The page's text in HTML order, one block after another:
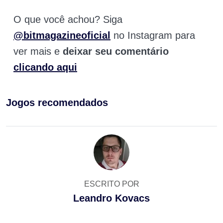
O que você achou? Siga
@bitmagazineoficial no Instagram para
ver mais e deixar seu comentário
clicando aqui
Jogos recomendados
ESCRITO POR
Leandro Kovacs